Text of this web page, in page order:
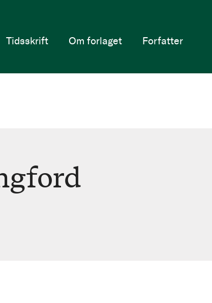
Tidsskrift Om forlaget Forfatter